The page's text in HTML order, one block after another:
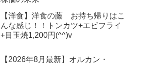
【洋食】洋食の藤 お持ち帰りはこ
んな感じ！！トンカツ+エビフライ
+目玉焼1,200円(^^)v
【2026年8月最新】オルカン・